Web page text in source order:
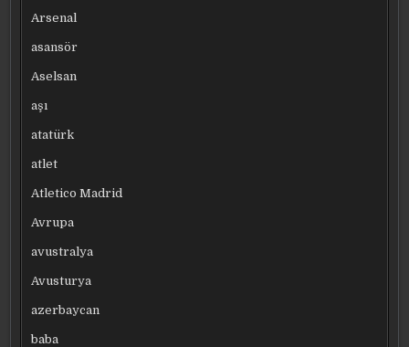
Arsenal
asansör
Aselsan
aşı
atatürk
atlet
Atletico Madrid
Avrupa
avustralya
Avusturya
azerbaycan
baba